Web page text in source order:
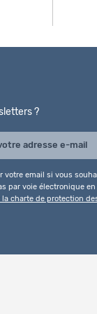
?
votre email si vous
par voie électronique
la charte de protection